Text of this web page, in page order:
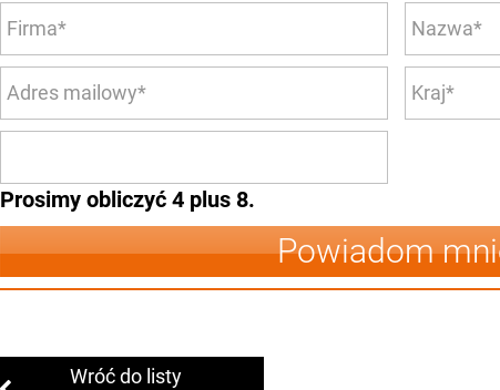
Prosimy obliczyć 4 plus 8.
Powiadom
Wróć do listy